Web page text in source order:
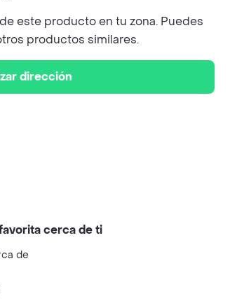
este producto en tu zona. Puedes
productos similares.
dirección
cerca de ti
de